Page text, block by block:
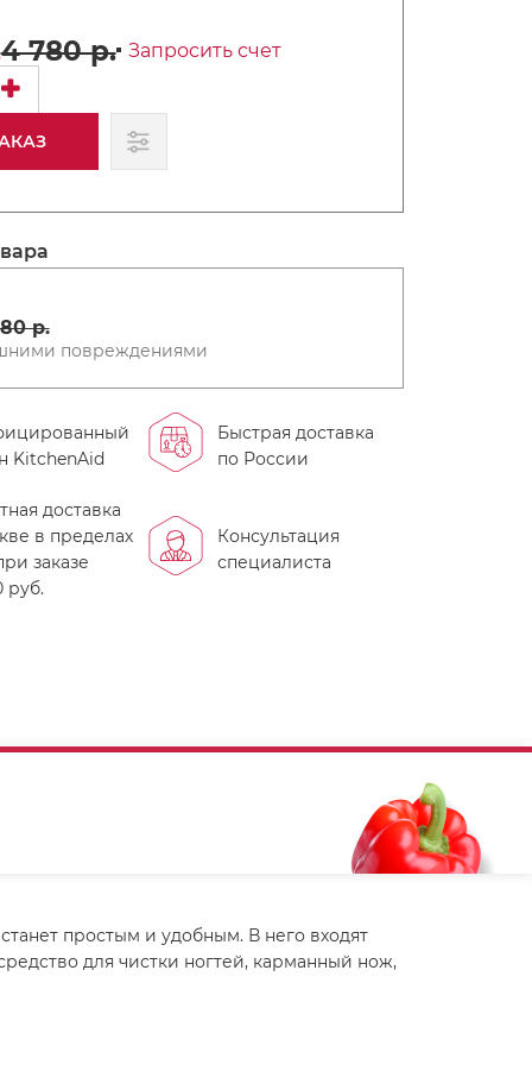
4 780 р. Запросить счет
р.
повреждениями
KitchenAid
Быстрая доставка
по России
доставка
в пределах
заказе
руб.
Консультация
специалиста
простым и удобным. В него входят
для чистки ногтей, карманный нож,